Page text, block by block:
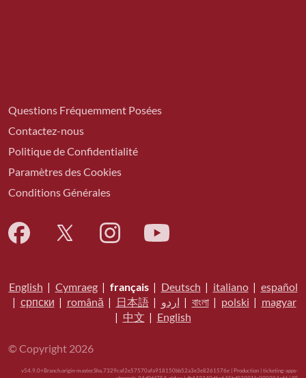
Questions Fréquemment Posées
Contactez-nous
Politique de Confidentialité
Paramètres des Cookies
Conditions Générales
English | Cymraeg| français| Deutsch | italiano| español
| српски | română | 日本語| اردو | বাংলা| polski | magyar
| 中文 | English
© Copyright 2026
v54.9.0+Branch.origin-master.Sha.7329caf2e57570afa918150bb52a3e3e8261576e | Production | ticketing-apps-